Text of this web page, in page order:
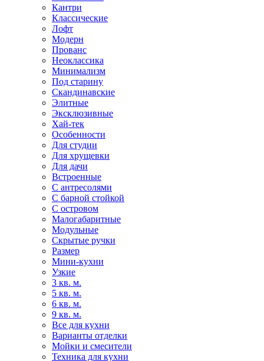
Кантри
Классические
Лофт
Модерн
Прованс
Неоклассика
Минимализм
Под старину
Скандинавские
Элитные
Эксклюзивные
Хай-тек
Особенности
Для студии
Для хрущевки
Для дачи
Встроенные
С антресолями
С барной стойкой
С островом
Малогабаритные
Модульные
Скрытые ручки
Размер
Мини-кухни
Узкие
3 кв. м.
5 кв. м.
6 кв. м.
9 кв. м.
Все для кухни
Варианты отделки
Мойки и смесители
Техника для кухни